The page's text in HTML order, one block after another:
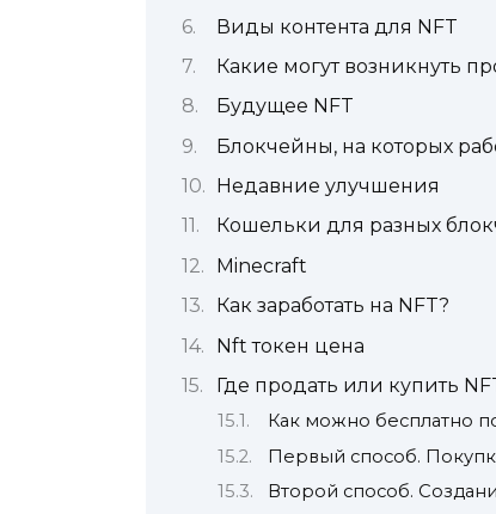
Виды контента для NFT
Какие могут возникнуть
Будущее NFT
Блокчейны, на которых
Недавние улучшения
Кошельки для разных
Minecraft
Как заработать на NFT?
Nft токен цена
Где продать или купить
Как можно бесплатно
Первый способ.
Второй способ.